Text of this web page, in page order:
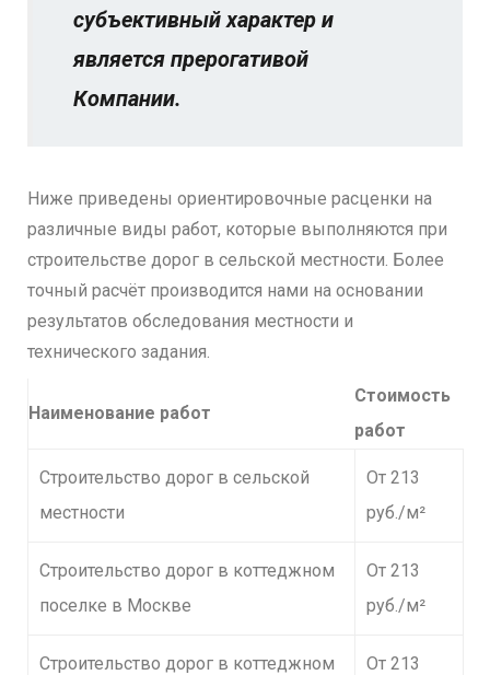
субъективный характер и
является прерогативой
Компании.
Ниже приведены ориентировочные расценки на
различные виды работ, которые выполняются при
строительстве дорог в сельской местности. Более
точный расчёт производится нами на основании
результатов обследования местности и
технического задания.
Наименование работ
Стоимость
работ
Строительство дорог в сельской
местности
От 213
руб./м²
Строительство дорог в коттеджном
поселке в Москве
От 213
руб./м²
Строительство дорог в коттеджном
От 213